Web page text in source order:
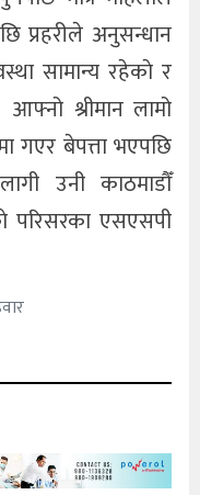
प्रहरीले अनुसन्धान
सामान्य रहेकाे र
श्रीमान लामो
गएर बेपत्ता भएपछि
उनी काठमाडौँ
परिसरका एसएसपी